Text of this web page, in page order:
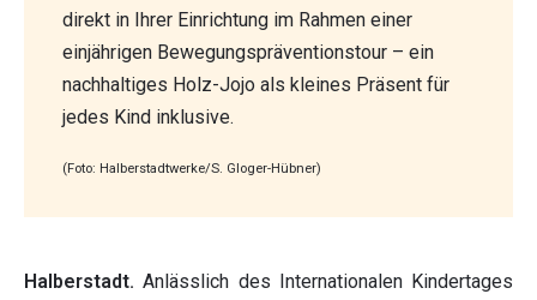
direkt in Ihrer Einrichtung im Rahmen einer
einjährigen Bewegungspräventionstour – ein
nachhaltiges Holz-Jojo als kleines Präsent für
jedes Kind inklusive.
(Foto: Halberstadtwerke/S. Gloger-Hübner)
Halberstadt. Anlässlich des Internationalen Kindertages